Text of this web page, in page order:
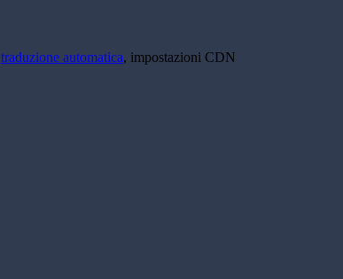
traduzione automatica, impostazioni CDN